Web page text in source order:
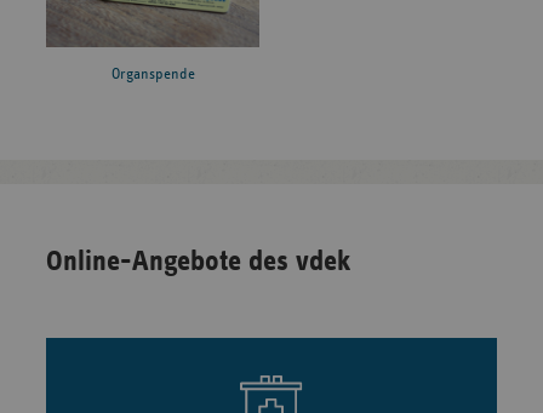
Organspende
Online-Angebote des vdek